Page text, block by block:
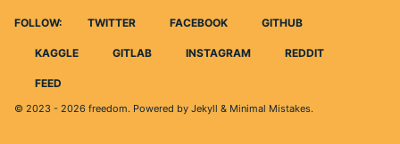
FOLLOW: TWITTER FACEBOOK GITHUB
KAGGLE GITLAB INSTAGRAM REDDIT
FEED
© 2023 - 2026 freedom. Powered by Jekyll & Minimal Mistakes.